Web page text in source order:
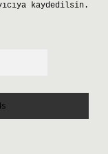
kaydedilsin.